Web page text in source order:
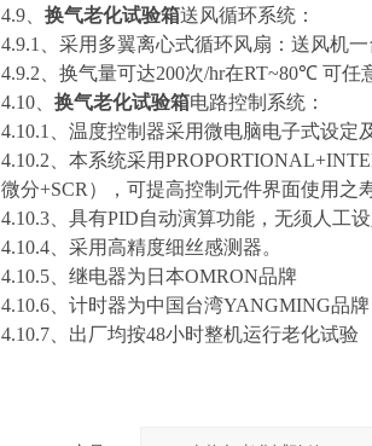
4.9、 换气老化试验箱送风循环系统：
4.9.1、采用多翼离心式循环风扇：送风机
4.9.2、换气量可达200次/hr在RT~80℃ 可任
4.10、 换气老化试验箱电路控制系统：
4.10.1、温度控制器采用微电脑电子式设定
4.10.2、本系统采用
微分+SCR），可提高控制元件界面使用之
4.10.3、具有PID自动演算功能，无须人工设
4.10.4、采用高精度细丝感测器。
4.10.5、继电器为日本OMRON品牌
4.10.6、计时器为中国台湾YANGMING品牌
4.10.7、出厂均按48小时整机运行老化试验